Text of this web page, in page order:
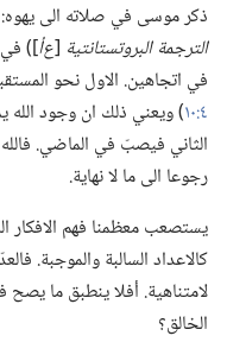
ذكر موسى في صلاته الى يهوه:‏
الترجمة البروتستانتية ‏[‏ع‌أ‏])‏ في
في اتجاهين.‏ الاول نحو
٤:‏١٠ ‏)‏ ويعني ذلك ان وجود الله
الثاني فيصبّ في الماضي.‏
رجوعا الى ما لا نهاية.‏
يستصعب معظمنا فهم الافكار
كالاعداد السالبة والموجبة.‏
لامتناهية.‏ أفلا ينطبق ما
الخالق؟‏